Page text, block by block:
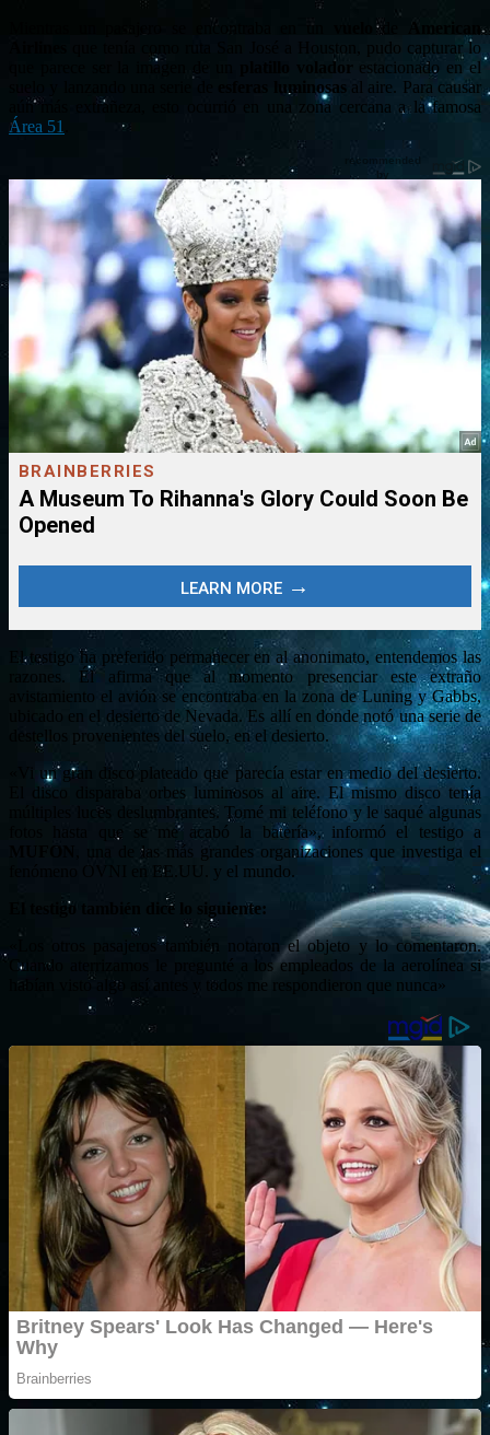
Mientras un pasajero se encontraba en un
de
American
que tenía como ruta San José a Houston, pudo capturar lo
que parece ser la imagen de un
platillo volador estacionado en el
esferas luminosas al aire. Para causar
aún más extrañeza, esto ocurrió en una zona cercana a la famosa
Área 51
El testigo ha preferido permanecer en al anonimato, entendemos las
razones. Él afirma que al momento presenciar este extraño
avistamiento el avión se encontraba en la zona de Luning y Gabbs,
ubicado en el desierto de Nevada. Es allí en donde notó una serie de
destellos provenientes del suelo, en el desierto.
«Vi un gran disco plateado que parecía estar en medio del desierto.
El disco disparaba orbes luminosos al aire. El mismo disco tenía
múltiples luces deslumbrantes. Tomé mi teléfono y le saqué algunas
fotos hasta que se me acabó la batería», informó el testigo a
, una de las más grandes organizaciones que investiga el
fenómeno OVNI en EE.UU. y el mundo.
El testigo también dice lo siguiente:
«Los otros pasajeros también notaron el objeto y lo comentaron.
Cuando aterrizamos le pregunté a los empleados de la aerolínea si
habían visto algo así antes y todos me respondieron que nunca»